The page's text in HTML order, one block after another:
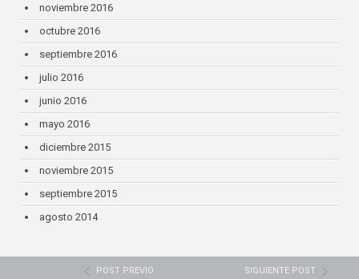
noviembre 2016
octubre 2016
septiembre 2016
julio 2016
junio 2016
mayo 2016
diciembre 2015
noviembre 2015
septiembre 2015
agosto 2014
POST PREVIO SIGUIENTE POST